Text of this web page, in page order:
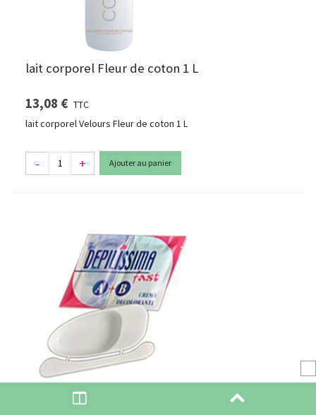
lait corporel Fleur de coton 1 L
13,08 € TTC
lait corporel Velours Fleur de coton 1 L
- + Ajouter au panier